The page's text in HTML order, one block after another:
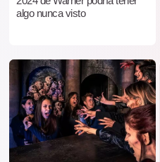
algo nunca visto